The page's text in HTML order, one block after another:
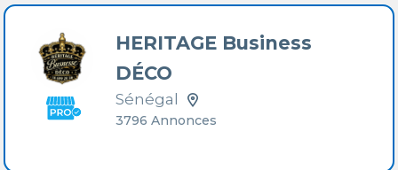
HERITAGE Business
DÉCO
Sénégal
3796 Annonces